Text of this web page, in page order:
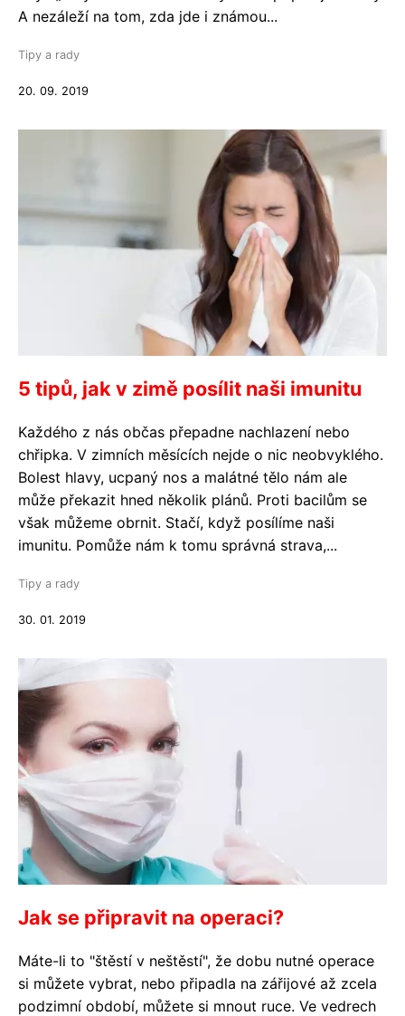
A nezáleží na tom, zda jde i známou...
Tipy a rady
20. 09. 2019
5 tipů, jak v zimě posílit naši imunitu
Každého z nás občas přepadne nachlazení nebo
chřipka. V zimních měsících nejde o nic neobvyklého.
Bolest hlavy, ucpaný nos a malátné tělo nám ale
může překazit hned několik plánů. Proti bacilům se
však můžeme obrnit. Stačí, když posílíme naši
imunitu. Pomůže nám k tomu správná strava,...
Tipy a rady
30. 01. 2019
Jak se připravit na operaci?
Máte-li to "štěstí v neštěstí", že dobu nutné operace
si můžete vybrat, nebo připadla na zářijové až zcela
podzimní období, můžete si mnout ruce. Ve vedrech